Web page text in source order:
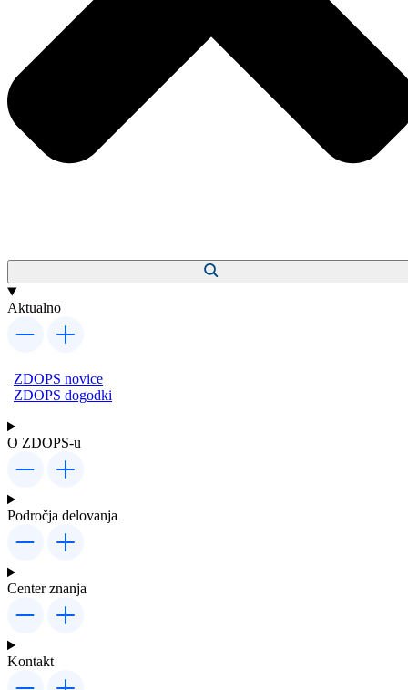
Aktualno
ZDOPS novice
ZDOPS dogodki
O ZDOPS-u
Področja delovanja
Center znanja
Kontakt